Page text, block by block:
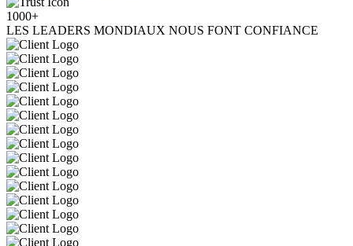
1000+
LES LEADERS MONDIAUX NOUS FONT CONFIANCE